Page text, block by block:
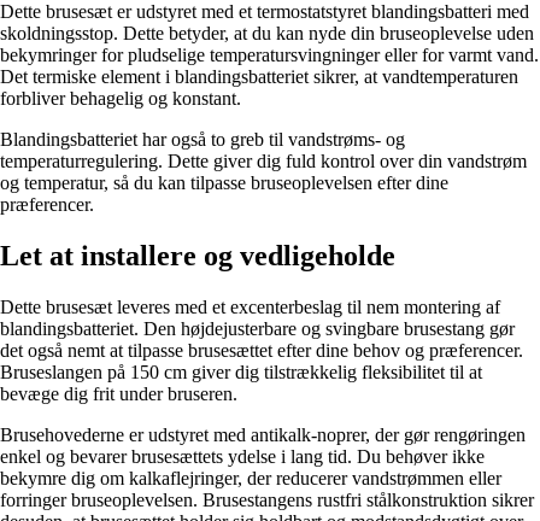
Dette brusesæt er udstyret med et termostatstyret blandingsbatteri med
skoldningsstop. Dette betyder, at du kan nyde din bruseoplevelse uden
bekymringer for pludselige temperatursvingninger eller for varmt vand.
Det termiske element i blandingsbatteriet sikrer, at vandtemperaturen
forbliver behagelig og konstant.
Blandingsbatteriet har også to greb til vandstrøms- og
temperaturregulering. Dette giver dig fuld kontrol over din vandstrøm
og temperatur, så du kan tilpasse bruseoplevelsen efter dine
præferencer.
Let at installere og vedligeholde
Dette brusesæt leveres med et excenterbeslag til nem montering af
blandingsbatteriet. Den højdejusterbare og svingbare brusestang gør
det også nemt at tilpasse brusesættet efter dine behov og præferencer.
Bruseslangen på 150 cm giver dig tilstrækkelig fleksibilitet til at
bevæge dig frit under bruseren.
Brusehovederne er udstyret med antikalk-noprer, der gør rengøringen
enkel og bevarer brusesættets ydelse i lang tid. Du behøver ikke
bekymre dig om kalkaflejringer, der reducerer vandstrømmen eller
forringer bruseoplevelsen. Brusestangens rustfri stålkonstruktion sikrer